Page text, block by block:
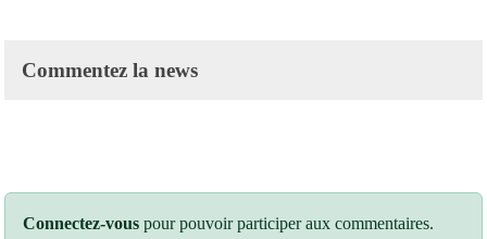
Commentez la news
Connectez-vous pour pouvoir participer aux commentaires.